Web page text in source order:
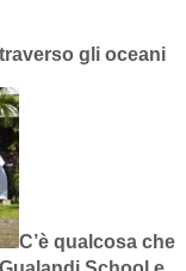
gli oceani
C’è qualcosa che